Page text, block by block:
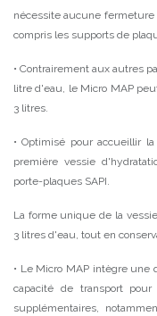
nécessite aucune fermeture
compris les supports de
• Contrairement aux autres
litre d'eau, le Micro MAP
3 litres.
• Optimisé pour accueillir
première vessie
porte-plaques SAPI.
La forme unique de la
3 litres d'eau, tout en
• Le Micro MAP intègre une
capacité de transport
supplémentaires,